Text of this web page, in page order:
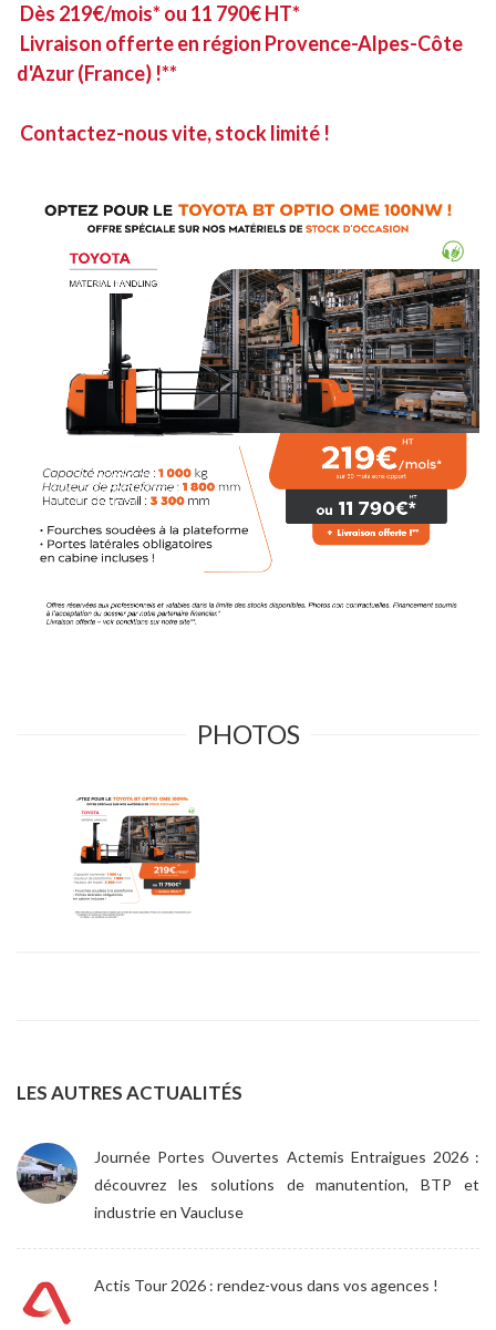
Dès 219€/mois* ou 11 790€ HT*
Livraison offerte en région Provence-Alpes-Côte
d'Azur (France) !**
Contactez-nous vite, stock limité !
PHOTOS
LES AUTRES ACTUALITÉS
Journée Portes Ouvertes Actemis Entraigues 2026 :
découvrez les solutions de manutention, BTP et
industrie en Vaucluse
Actis Tour 2026 : rendez-vous dans vos agences !